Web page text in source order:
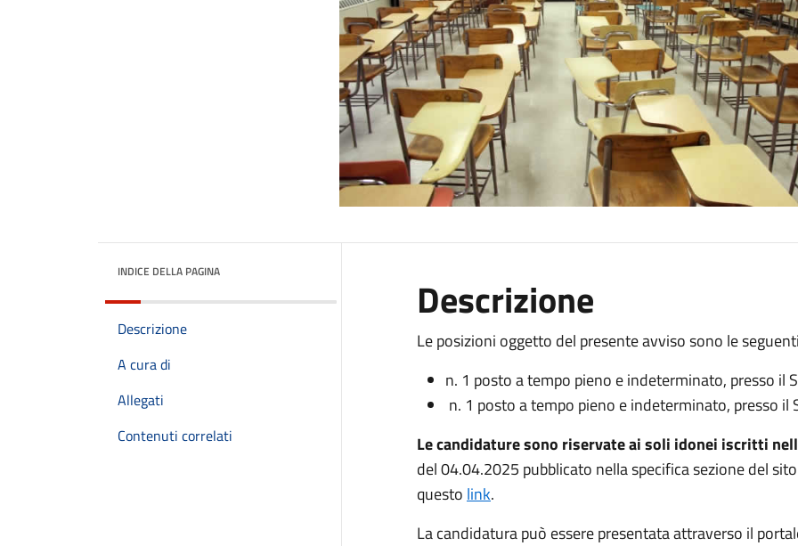
INDICE DELLA PAGINA
Descrizione
A cura di
Allegati
Contenuti correlati
Descrizione
Le posizioni oggetto del presente avviso sono le
n. 1 posto a tempo pieno e indeterminato, presso il
n. 1 posto a tempo pieno e indeterminato, presso il
Le candidature sono riservate ai soli idonei iscritti
del 04.04.2025 pubblicato nella specifica sezione del
questo link.
La candidatura può essere presentata attraverso il